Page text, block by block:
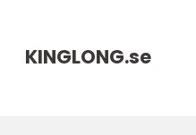
KINGLONG.se